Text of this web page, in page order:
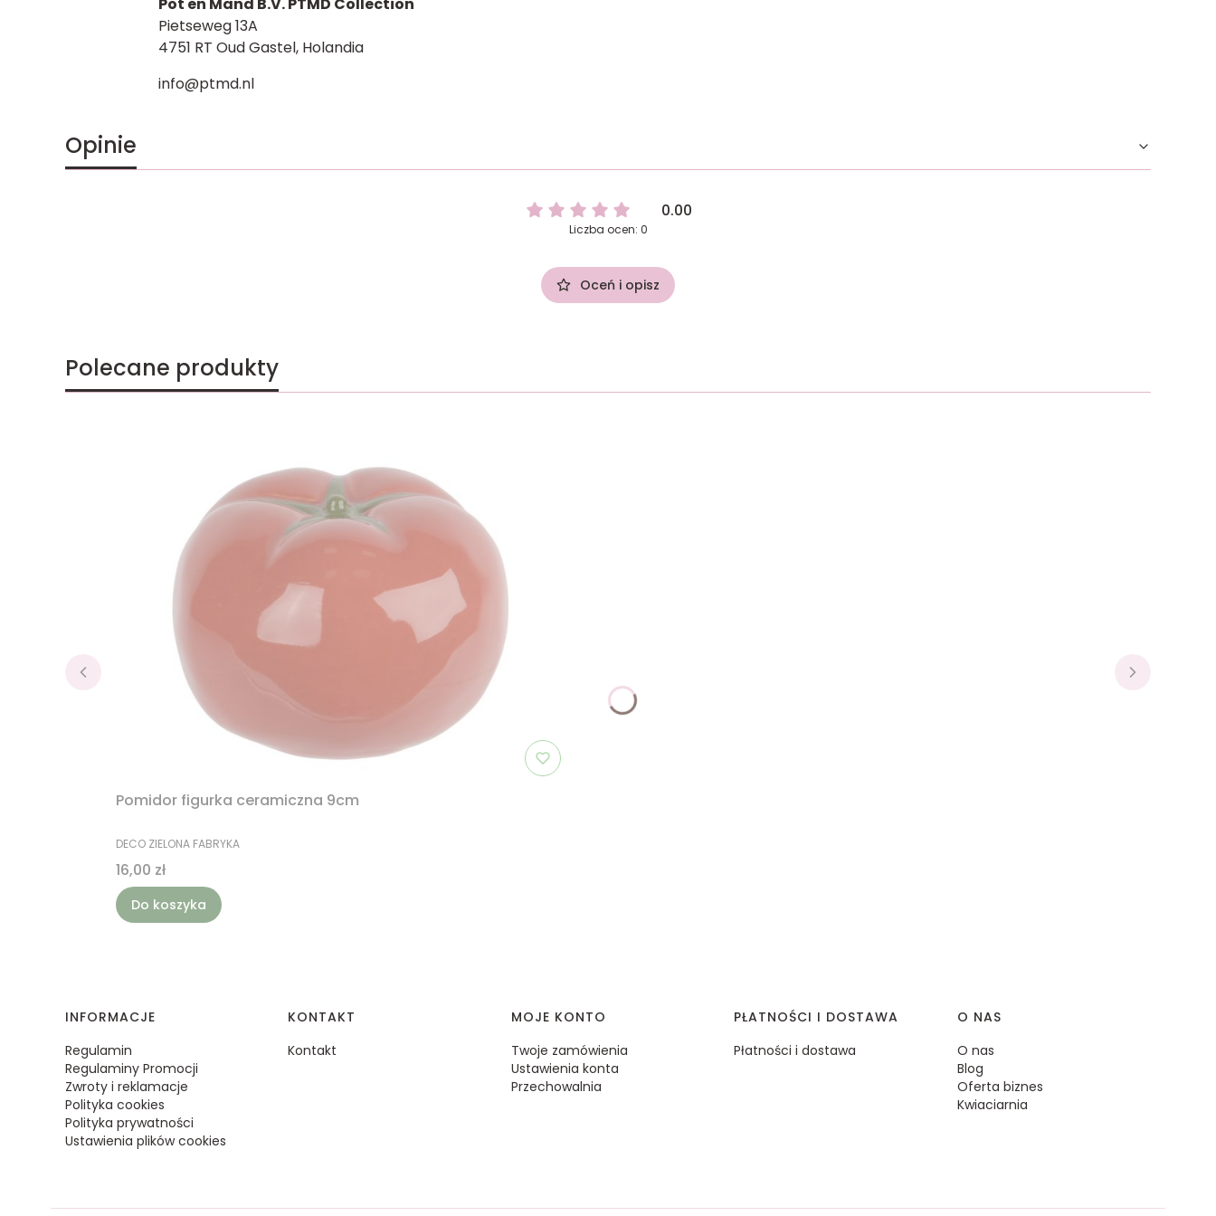
Pietseweg 13A
4751 RT Oud Gastel, Holandia
info@ptmd.nl
Opinie
0.00
Liczba ocen: 0
Oceń i opisz
Polecane produkty
Pomidor figurka ceramiczna 9cm
PRODUCENT
DECO ZIELONA FABRYKA
Cena
16,00 zł
Do koszyka
Linki w stopce
INFORMACJE
Regulamin
Regulaminy Promocji
Zwroty i reklamacje
Polityka cookies
Polityka prywatności
Ustawienia plików cookies
KONTAKT
Kontakt
MOJE KONTO
Twoje zamówienia
Ustawienia konta
Przechowalnia
PŁATNOŚCI I DOSTAWA
Płatności i dostawa
O NAS
O nas
Blog
Oferta biznes
Kwiaciarnia